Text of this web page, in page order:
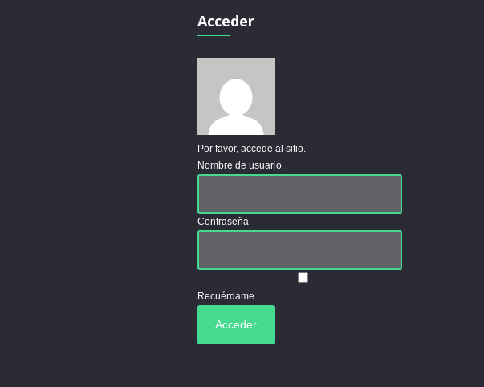
Acceder
Por favor, accede al sitio.
Nombre de usuario
Contraseña
Recuérdame